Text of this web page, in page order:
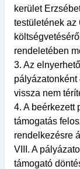
kerület
testületének az
rendeletében
3. Az
pályázatonként
vissza nem
4. A beérkezett
támogatás
rendelkezésre
VIII. A
támogató